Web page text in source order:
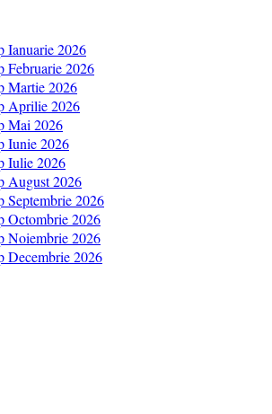
Ianuarie 2026
Februarie 2026
Martie 2026
Aprilie 2026
Mai 2026
Iunie 2026
Iulie 2026
August 2026
Septembrie 2026
Octombrie 2026
Noiembrie 2026
Decembrie 2026